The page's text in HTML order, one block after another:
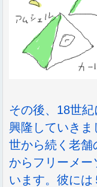
その後、18世
興隆していきま
世から続く老舗
からフリーメー
います。彼には